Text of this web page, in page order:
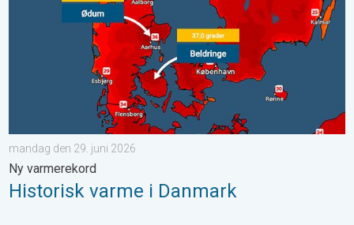
mandag den 29. juni 2026
Ny varmerekord
Historisk varme i Danmark